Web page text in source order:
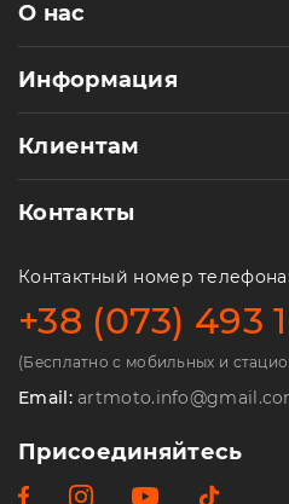
О нас
Информация
Клиентам
Контакты
Контактный номер телефона:
+38 (073) 493
(Бесплатно с мобильных и
Email:
Присоединяйтесь